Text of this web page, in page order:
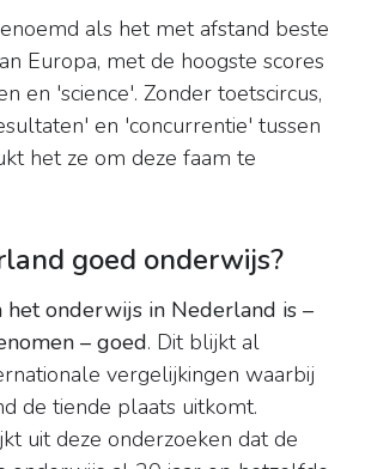
als het met afstand beste
Europa, met de hoogste scores
en 'science'. Zonder toetscircus,
en 'concurrentie' tussen
het ze om deze faam te
goed onderwijs?
het onderwijs in Nederland is –
– goed. Dit blijkt al
vergelijkingen waarbij
de tiende plaats uitkomt.
uit deze onderzoeken dat de